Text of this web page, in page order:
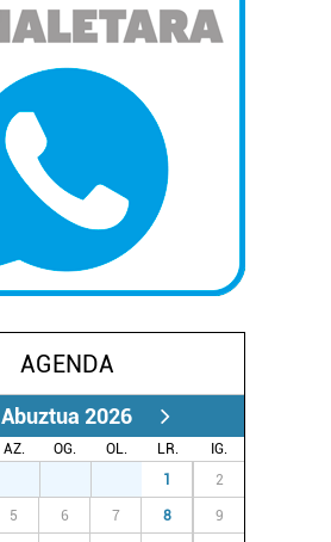
AGENDA
Abuztua 2026
AZ. OG. OL. LR.
IG.
1 2
5 6 7 8 9